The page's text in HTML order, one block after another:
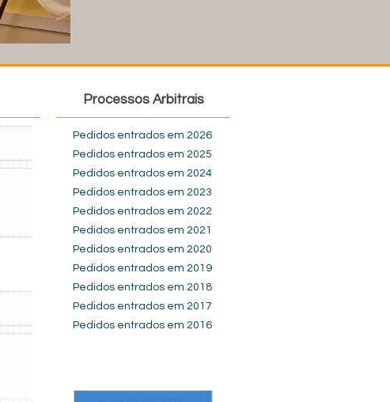
Processos Arbitrais
Pedidos entrados em 2026
Pedidos entrados em 2025
Pedidos entrados em 2024
Pedidos entrados em 2023
Pedidos entrados em 2022
Pedidos entrados em 2021
Pedidos entrados em 2020
Pedidos entrados em 2019
Pedidos entrados em 2018
Pedidos entrados em 2017
Pedidos entrados em 2016